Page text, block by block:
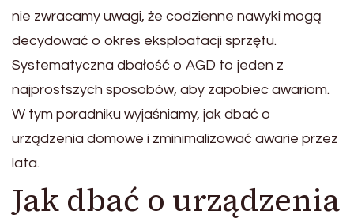
nie zwracamy uwagi, że codzienne nawyki mogą
decydować o okres eksploatacji sprzętu.
Systematyczna dbałość o AGD to jeden z
najprostszych sposobów, aby zapobiec awariom.
W tym poradniku wyjaśniamy, jak dbać o
urządzenia domowe i zminimalizować awarie przez
lata.
Jak dbać o urządzenia